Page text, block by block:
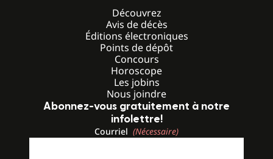
Découvrez
Avis de décès
Éditions électroniques
Points de dépôt
Concours
Horoscope
Les jobins
Nous joindre
Abonnez-vous gratuitement à notre
infolettre!
Courriel (Nécessaire)